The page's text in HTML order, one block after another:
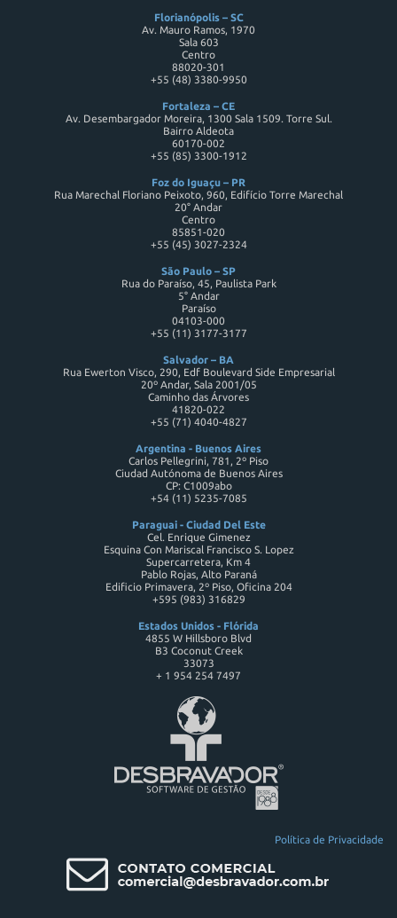
Florianópolis – SC
Av. Mauro Ramos, 1970
Sala 603
Centro
88020-301
+55 (48) 3380-9950
Fortaleza – CE
Av. Desembargador Moreira, 1300 Sala 1509. Torre Sul.
Bairro Aldeota
60170-002
+55 (85) 3300-1912
Foz do Iguaçu – PR
Rua Marechal Floriano Peixoto, 960, Edifício Torre Marechal
20° Andar
Centro
85851-020
+55 (45) 3027-2324
São Paulo – SP
Rua do Paraíso, 45, Paulista Park
5° Andar
Paraíso
04103-000
+55 (11) 3177-3177
Salvador – BA
Rua Ewerton Visco, 290, Edf Boulevard Side Empresarial
20º Andar, Sala 2001/05
Caminho das Árvores
41820-022
+55 (71) 4040-4827
Argentina - Buenos Aires
Carlos Pellegrini, 781, 2º Piso
Ciudad Autónoma de Buenos Aires
CP: C1009abo
+54 (11) 5235-7085
Paraguai - Ciudad Del Este
Cel. Enrique Gimenez
Esquina Con Mariscal Francisco S. Lopez
Supercarretera, Km 4
Pablo Rojas, Alto Paraná
Edificio Primavera, 2º Piso, Oficina 204
+595 (983) 316829
Estados Unidos - Flórida
4855 W Hillsboro Blvd
B3 Coconut Creek
33073
+ 1 954 254 7497
Política de Privacidade